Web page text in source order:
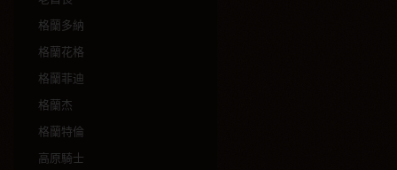
格蘭多納
格蘭花格
格蘭菲迪
格蘭杰
格蘭特倫
高原騎士